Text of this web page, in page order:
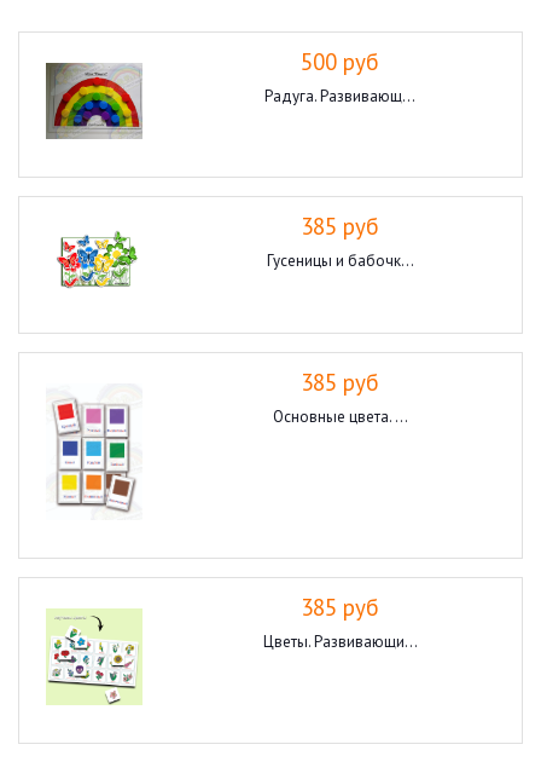
500 руб
Радуга. Развивающ...
385 руб
Гусеницы и бабочк...
385 руб
Основные цвета. ...
385 руб
Цветы. Развивающи...